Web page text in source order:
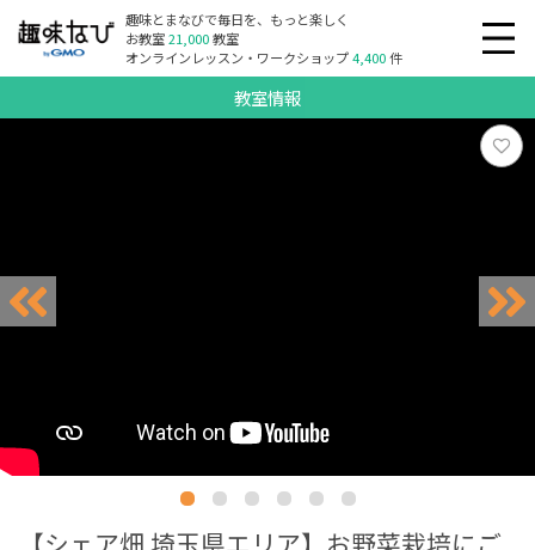
趣味とまなびで毎日を、もっと楽しく
お教室21,000教室
オンラインレッスン・ワークショップ4,400件
教室情報
【シェア畑 埼玉県エリア】お野菜栽培にご